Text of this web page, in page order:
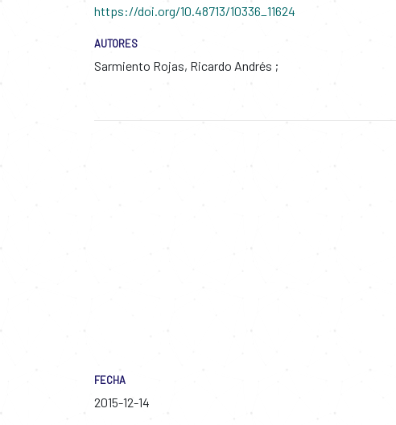
https://doi.org/10.48713/10336_11624
AUTORES
Sarmiento Rojas, Ricardo Andrés
FECHA
2015-12-14